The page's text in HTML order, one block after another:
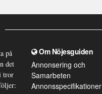
på
det
tror
Om Nöjesguiden
Annonsering och
Samarbeten
Annonsspecifikationer